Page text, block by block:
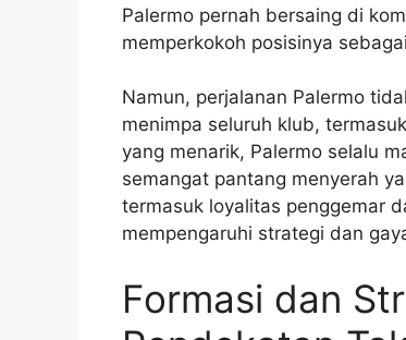
Palermo pernah bersaing di
memperkokoh posisinya
Namun, perjalanan Palermo
menimpa seluruh klub,
yang menarik, Palermo selalu
semangat pantang menyerah
termasuk loyalitas penggemar
mempengaruhi strategi dan
Formasi dan